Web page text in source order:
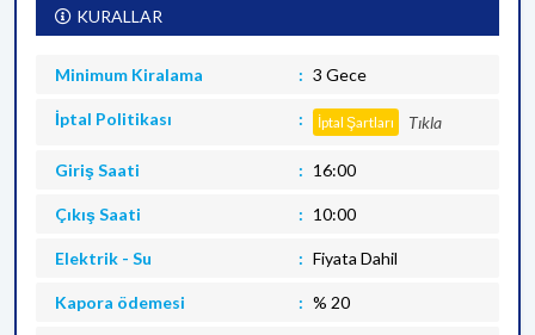
KURALLAR
Minimum Kiralama 3 Gece
İptal Politikası İptal Şartları Tıkla
Giriş Saati 16:00
Çıkış Saati 10:00
Elektrik - Su Fiyata Dahil
Kapora ödemesi % 20